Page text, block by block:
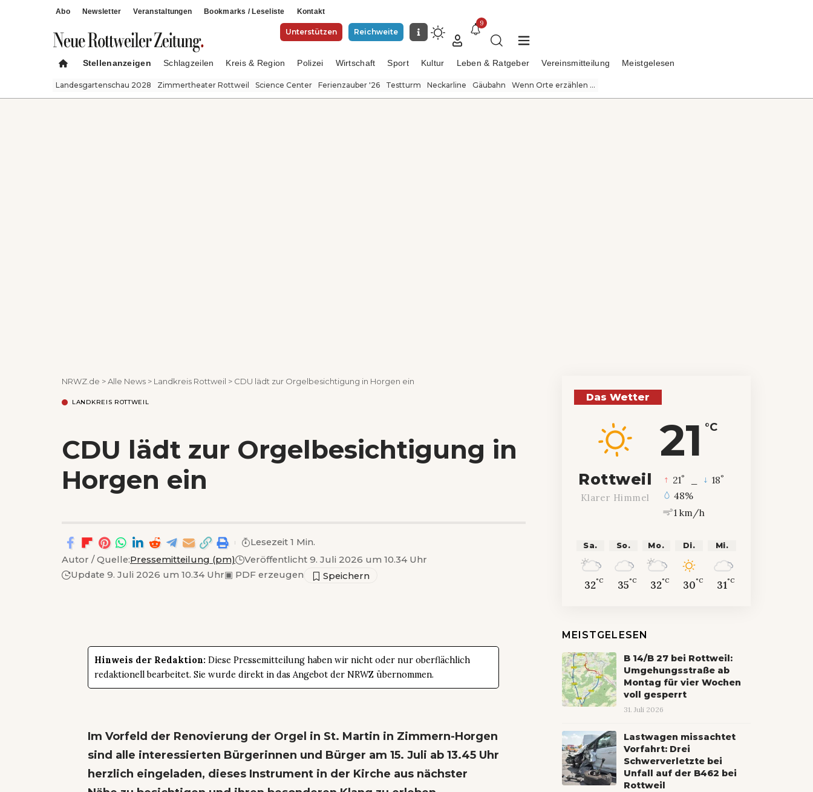
Abo Newsletter Veranstaltungen Bookmarks / Leseliste Kontakt
Unterstützen Reichweite
9
Stellenanzeigen Schlagzeilen Kreis & Region Polizei Wirtschaft Sport Kultur Leben & Ratgeber Vereinsmitteilung Meistgelesen
Landesgartenschau 2028 Zimmertheater Rottweil Science Center Ferienzauber '26 Testturm Neckarline Gäubahn Wenn Orte erzählen ...
NRWZ.de >Alle News > Landkreis Rottweil > CDU lädt zur Orgelbesichtigung in Horgen ein
LANDKREIS ROTTWEIL
CDU lädt zur Orgelbesichtigung in
Horgen ein
Autor / Quelle:Pressemitteilung (pm)
Veröffentlicht 9. Juli 2026 um 10.34 Uhr
Update 9. Juli 2026 um 10.34 Uhr▣ PDF erzeugen
Lesezeit 1 Min.
Hinweis der Redaktion: Diese Pressemitteilung haben wir nicht oder nur oberflächlich
redaktionell bearbeitet. Sie wurde direkt in das Angebot der NRWZ übernommen.
Im Vorfeld der Renovierung der Orgel in St. Martin in Zimmern-Horgen
sind alle interessierten Bürgerinnen und Bürger am 15. Juli ab 13.45 Uhr
herzlich eingeladen, dieses Instrument in der Kirche aus nächster
Das Wetter
21 °C
Rottweil
Klarer Himmel
21° 18°
48%
1 km/h
Sa.
32°C
So.
35°C
Mo.
32°C
Di.
30°C
Mi.
31°C
MEISTGELESEN
B 14/B 27 bei Rottweil:
Umgehungsstraße ab
Montag für vier Wochen
voll gesperrt
31. Juli 2026
Lastwagen missachtet
Vorfahrt: Drei
Schwerverletzte bei
Unfall auf der B462 bei
Rottweil